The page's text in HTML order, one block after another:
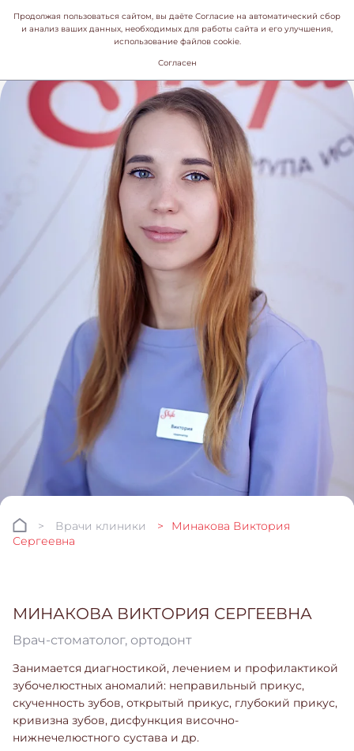
Врачи клиники
Минакова Виктория
Сергеевна
МИНАКОВА ВИКТОРИЯ СЕРГЕЕВНА
Врач-стоматолог, ортодонт
Занимается диагностикой, лечением и профилактикой
зубочелюстных аномалий: неправильный прикус,
скученность зубов, открытый прикус, глубокий прикус,
кривизна зубов, дисфункция височно-
нижнечелюстного сустава и др.
Продолжая пользоваться сайтом, вы даёте Согласие на автоматический сбор
и анализ ваших данных, необходимых для работы сайта и его улучшения,
использование файлов cookie.
Согласен